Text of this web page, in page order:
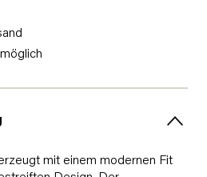
mit einem modernen Fit